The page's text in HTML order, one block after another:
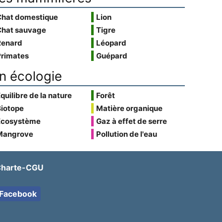
domestique
sauvage
Lion
Tigre
Léopard
Guépard
écologie
de la nature
Forêt
Matière organique
Gaz à effet de serre
Pollution de l'eau
CGU
Facebook